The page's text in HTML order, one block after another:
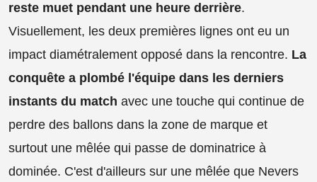
reste muet pendant une heure derrière.
Visuellement, les deux premières lignes ont eu un
impact diamétralement opposé dans la rencontre. La
conquête a plombé l'équipe dans les derniers
instants du match avec une touche qui continue de
perdre des ballons dans la zone de marque et
surtout une mêlée qui passe de dominatrice à
dominée. C'est d'ailleurs sur une mêlée que Nevers